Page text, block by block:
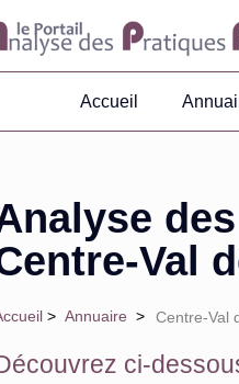
Accueil
Val
> Annuaire > Centre-Val
ci-